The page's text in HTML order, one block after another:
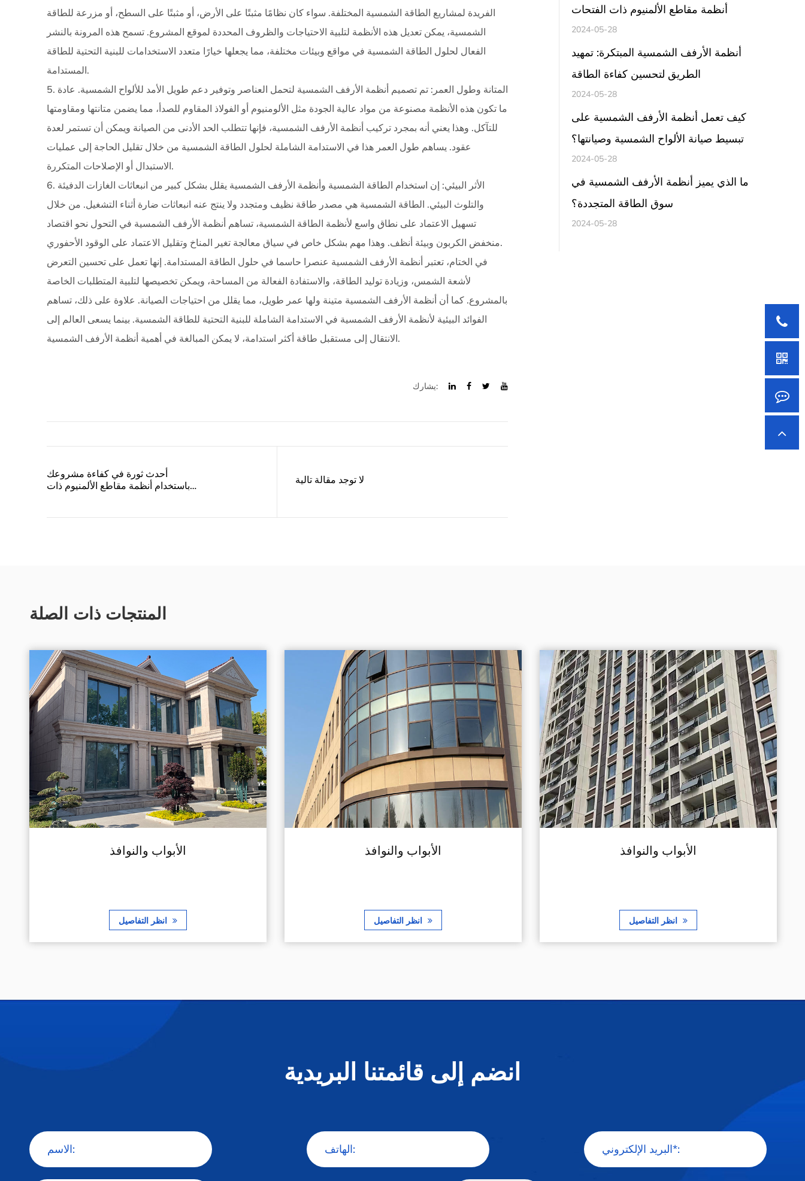
أنظمة مقاطع الألمنيوم ذات الفتحات
2024-05-28
أنظمة الأرفف الشمسية المبتكرة: تمهيد
الطريق لتحسين كفاءة الطاقة
2024-05-28
كيف تعمل أنظمة الأرفف الشمسية على
تبسيط صيانة الألواح الشمسية وصيانتها؟
2024-05-28
ما الذي يميز أنظمة الأرفف الشمسية في
سوق الطاقة المتجددة؟
2024-05-28
الفريدة لمشاريع الطاقة الشمسية المختلفة. سواء كان نظامًا مثبتًا على الأرض، أو مثبتًا على السطح، أو مزرعة للطاقة
الشمسية، يمكن تعديل هذه الأنظمة لتلبية الاحتياجات والظروف المحددة لموقع المشروع. تسمح هذه المرونة بالنشر
الفعال لحلول الطاقة الشمسية في مواقع وبيئات مختلفة، مما يجعلها خيارًا متعدد الاستخدامات للبنية التحتية للطاقة
المستدامة.
5. المتانة وطول العمر: تم تصميم أنظمة الأرفف الشمسية لتحمل العناصر وتوفير دعم طويل الأمد للألواح الشمسية. عادة
ما تكون هذه الأنظمة مصنوعة من مواد عالية الجودة مثل الألومنيوم أو الفولاذ المقاوم للصدأ، مما يضمن متانتها ومقاومتها
للتآكل. وهذا يعني أنه بمجرد تركيب أنظمة الأرفف الشمسية، فإنها تتطلب الحد الأدنى من الصيانة ويمكن أن تستمر لعدة
عقود. يساهم طول العمر هذا في الاستدامة الشاملة لحلول الطاقة الشمسية من خلال تقليل الحاجة إلى عمليات
الاستبدال أو الإصلاحات المتكررة.
6. الأثر البيئي: إن استخدام الطاقة الشمسية وأنظمة الأرفف الشمسية يقلل بشكل كبير من انبعاثات الغازات الدفيئة
والتلوث البيئي. الطاقة الشمسية هي مصدر طاقة نظيف ومتجدد ولا ينتج عنه انبعاثات ضارة أثناء التشغيل. من خلال
تسهيل الاعتماد على نطاق واسع لأنظمة الطاقة الشمسية، تساهم أنظمة الأرفف الشمسية في التحول نحو اقتصاد
منخفض الكربون وبيئة أنظف. وهذا مهم بشكل خاص في سياق معالجة تغير المناخ وتقليل الاعتماد على الوقود الأحفوري.
في الختام، تعتبر أنظمة الأرفف الشمسية عنصرا حاسما في حلول الطاقة المستدامة. إنها تعمل على تحسين التعرض
لأشعة الشمس، وزيادة توليد الطاقة، والاستفادة الفعالة من المساحة، ويمكن تخصيصها لتلبية المتطلبات الخاصة
بالمشروع. كما أن أنظمة الأرفف الشمسية متينة ولها عمر طويل، مما يقلل من احتياجات الصيانة. علاوة على ذلك، تساهم
الفوائد البيئية لأنظمة الأرفف الشمسية في الاستدامة الشاملة للبنية التحتية للطاقة الشمسية. بينما يسعى العالم إلى
الانتقال إلى مستقبل طاقة أكثر استدامة، لا يمكن المبالغة في أهمية أنظمة الأرفف الشمسية.
يشارك:
أحدث ثورة في كفاءة مشروعك
باستخدام أنظمة مقاطع الألمنيوم ذات
لا توجد مقالة تالية
المنتجات ذات الصلة
الأبواب والنوافذ الأبواب والنوافذ الأبواب والنوافذ
انضم إلى قائمتنا البريدية